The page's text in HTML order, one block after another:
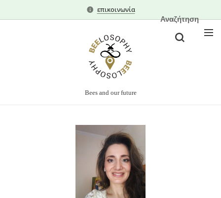
επικοινωνία
Bees and our future
Αναζήτηση